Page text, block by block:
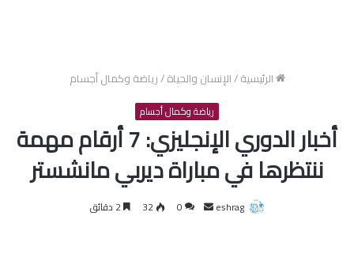
الرئيسية/الإنسان والحياة/رياضة وكمال أجسام
رياضة وكمال أجسام
أخبار الدوري الإنجليزي: 7 أرقام مهمة
ننتظرها في مباراة ديربي مانشستر
eshrag
أرسل 0
32 2 دقائق